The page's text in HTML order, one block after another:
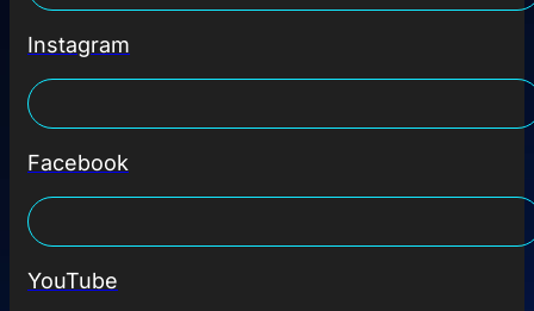
Instagram
Facebook
YouTube